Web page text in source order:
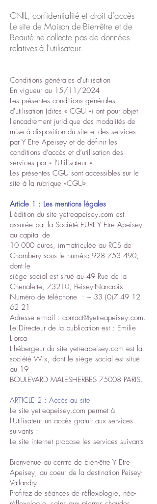
CNIL, confidentialité et droit d'accès
Le site de Maison de Bien-être et de
Beauté ne collecte pas de données
relatives à l'utilisateur.
Conditions générales d'utilisation
En vigueur au 15/11/2024
Les présentes conditions générales
d'utilisation (dites « CGU ») ont pour objet
l'encadrement juridique des modalités de
mise à disposition du site et des services
par Y Etre Apeisey et de définir les
conditions d’accès et d’utilisation des
services par « l'Utilisateur ».
Les présentes CGU sont accessibles sur le
site à la rubrique «CGU».
Article 1 : Les mentions légales
L'édition du site yetreapeisey.com est
assurée par la Société EURL Y Etre Apeisey
au capital de
10 000 euros, immatriculée au RCS de
Chambéry sous le numéro 928 753 490,
dont le
siège social est situé au 49 Rue de la
Chenalette, 73210, Peisey-Nancroix
Numéro de téléphone : + 33 (0)7 49 12
62 21
Adresse e-mail : contact@yetreapeisey.com.
Le Directeur de la publication est : Emilie
Llorca
L'hébergeur du site yetreapeisey.com est la
société Wix, dont le siège social est situé
au 19
BOULEVARD MALESHERBES 75008 PARIS.
ARTICLE 2 : Accès au site
Le site yetreapeisey.com permet à
l'Utilisateur un accès gratuit aux services
suivants :
Le site internet propose les services suivants
:
Bienvenue au centre de bien-être Y Etre
Apeisey, au coeur de la destination Peisey-
Vallandry.
Profitez de séances de réflexologie, néo-